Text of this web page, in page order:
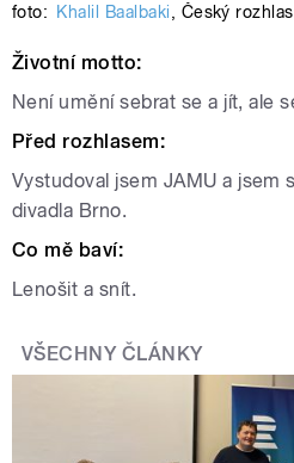
foto: Khalil Baalbaki, Český rozhlas
Životní motto:
Není umění sebrat se a jít, ale
Před rozhlasem:
Vystudoval jsem JAMU a jsem
divadla Brno.
Co mě baví:
Lenošit a snít.
VŠECHNY ČLÁNKY